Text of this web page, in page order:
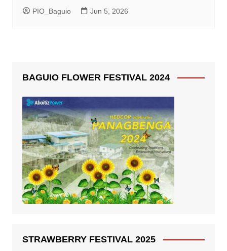
PIO_Baguio Jun 5, 2026
BAGUIO FLOWER FESTIVAL 2024
STRAWBERRY FESTIVAL 2025